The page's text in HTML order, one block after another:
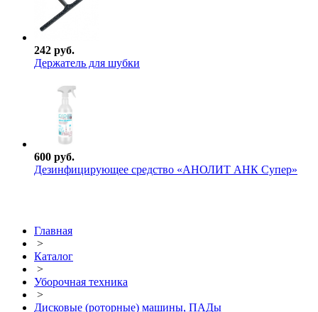
242 руб.
Держатель для шубки
600 руб.
Дезинфицирующее средство «АНОЛИТ АНК Супер»
Главная
>
Каталог
>
Уборочная техника
>
Дисковые (роторные) машины, ПАДы